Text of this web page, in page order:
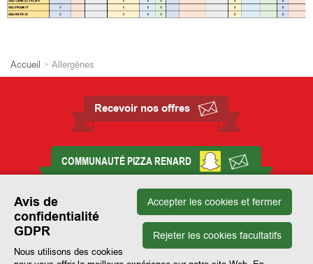
Accueil Allergènes
Recevoir nos offres
COMMUNAUTÉ PIZZA RENARD
Conditions générales de vente
Contact
Gérer les préférences de cookies
Accepter les cookies et fermer
Rejeter les cookies facultatifs
Avis de
confidentialité
GDPR
Nous utilisons des cookies